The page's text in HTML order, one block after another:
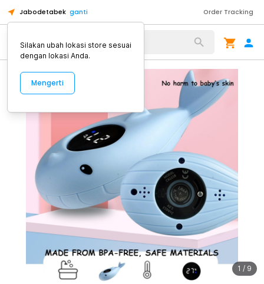
Jabodetabek ganti Order Tracking
Alat Kopi
1 / 9
Silakan ubah lokasi store sesuai
dengan lokasi Anda.
Mengerti